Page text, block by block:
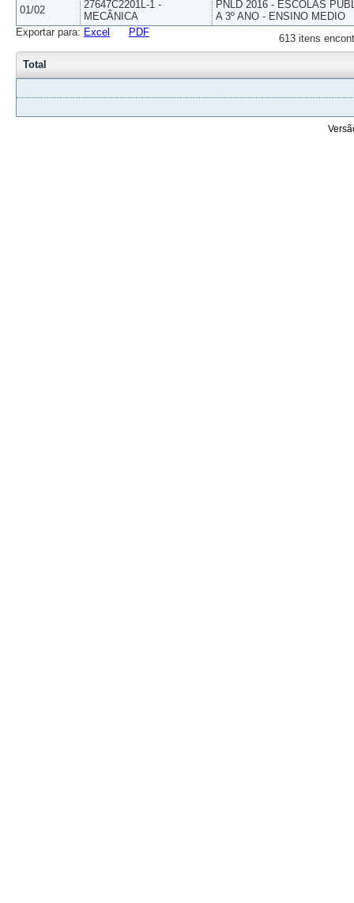
01/02
27647C2201L-1 -
MECÂNICA
PNLD 2016 - ESCOLAS
A 3º ANO - ENSINO MEDIO
613 itens
Exportar para: Excel PDF
Total